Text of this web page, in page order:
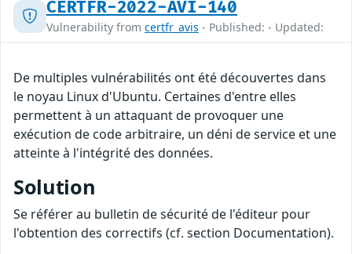
CERTFR-2022-AVI-140
Vulnerability from certfr_avis - Published: - Updated:
De multiples vulnérabilités ont été découvertes dans
le noyau Linux d'Ubuntu. Certaines d'entre elles
permettent à un attaquant de provoquer une
exécution de code arbitraire, un déni de service et une
atteinte à l'intégrité des données.
Solution
Se référer au bulletin de sécurité de l'éditeur pour
l'obtention des correctifs (cf. section Documentation).